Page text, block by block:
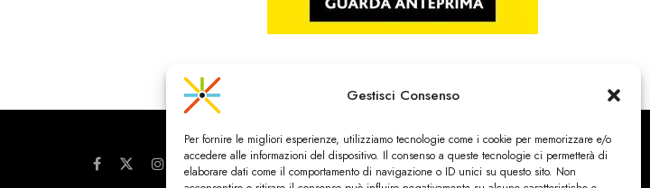
Gestisci Consenso
Per fornire le migliori esperienze, utilizziamo tecnologie come i cookie per memorizzare e/o
accedere alle informazioni del dispositivo. Il consenso a queste tecnologie ci permetterà di
elaborare dati come il comportamento di navigazione o ID unici su questo sito. Non